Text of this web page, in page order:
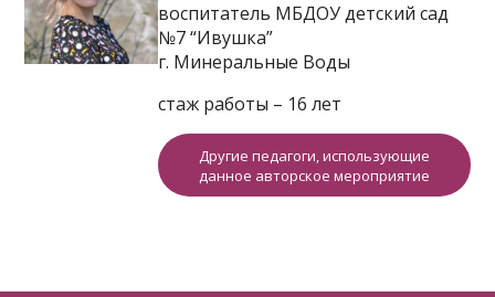
воспитатель МБДОУ детский сад
№7 “Ивушка”
г. Минеральные Воды
стаж работы – 16 лет
Другие педагоги, использующие
данное авторское мероприятие